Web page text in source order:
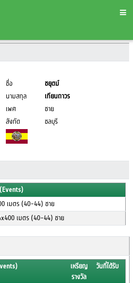
ชื่อ
ชยุตม์
นามสกุล
เทียนถาวร
เพศ
ชาย
สังกัด
ชลบุรี
เมตร (40-44) ชาย
เมตร (40-44) ชาย
เหรียญ
รางวัล
วันที่ได้รับ